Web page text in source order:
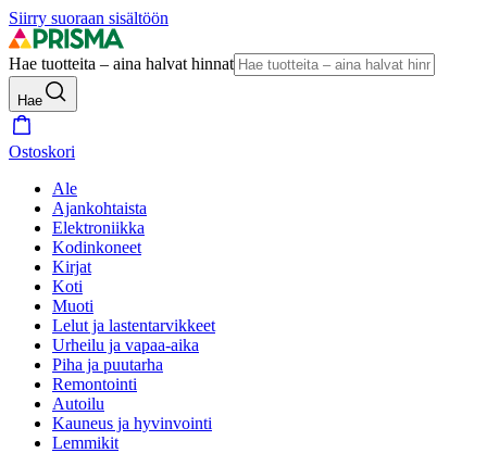
Siirry suoraan sisältöön
Hae tuotteita – aina halvat hinnat
Hae
Ostoskori
Ale
Ajankohtaista
Elektroniikka
Kodinkoneet
Kirjat
Koti
Muoti
Lelut ja lastentarvikkeet
Urheilu ja vapaa-aika
Piha ja puutarha
Remontointi
Autoilu
Kauneus ja hyvinvointi
Lemmikit